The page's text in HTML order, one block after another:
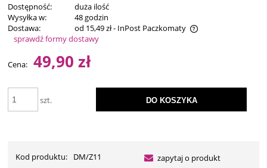
Dostępność:
duża ilość
Wysyłka w:
48 godzin
Dostawa:
od 15,49 zł- InPost Paczkomaty
Cena nie zawiera ewentualnych kosztów płatności
sprawdź formy dostawy
Cena: 49,90 zł
szt. DO KOSZYKA
Kod produktu: DM/Z11
zapytaj o produkt